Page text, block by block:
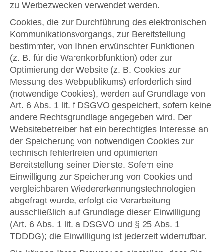
zu Werbezwecken verwendet werden.
Cookies, die zur Durchführung des elektronischen
Kommunikationsvorgangs, zur Bereitstellung
bestimmter, von Ihnen erwünschter Funktionen
(z. B. für die Warenkorbfunktion) oder zur
Optimierung der Website (z. B. Cookies zur
Messung des Webpublikums) erforderlich sind
(notwendige Cookies), werden auf Grundlage von
Art. 6 Abs. 1 lit. f DSGVO gespeichert, sofern keine
andere Rechtsgrundlage angegeben wird. Der
Websitebetreiber hat ein berechtigtes Interesse an
der Speicherung von notwendigen Cookies zur
technisch fehlerfreien und optimierten
Bereitstellung seiner Dienste. Sofern eine
Einwilligung zur Speicherung von Cookies und
vergleichbaren Wiedererkennungstechnologien
abgefragt wurde, erfolgt die Verarbeitung
ausschließlich auf Grundlage dieser Einwilligung
(Art. 6 Abs. 1 lit. a DSGVO und § 25 Abs. 1
TDDDG); die Einwilligung ist jederzeit widerrufbar.